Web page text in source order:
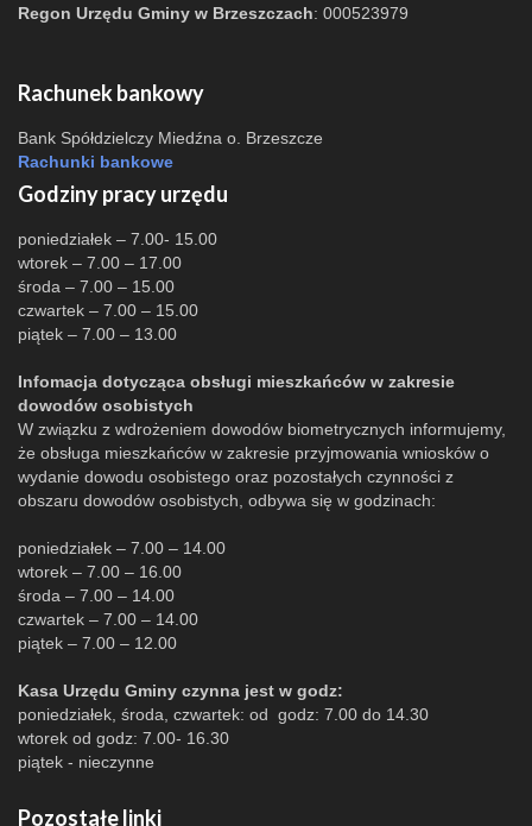
Regon Urzędu Gminy w Brzeszczach: 000523979
Rachunek bankowy
Bank Spółdzielczy Miedźna o. Brzeszcze
Rachunki bankowe
Godziny pracy urzędu
poniedziałek – 7.00- 15.00
wtorek – 7.00 – 17.00
środa – 7.00 – 15.00
czwartek – 7.00 – 15.00
piątek – 7.00 – 13.00
Infomacja dotycząca obsługi mieszkańców w zakresie
dowodów osobistych
W związku z wdrożeniem dowodów biometrycznych informujemy,
że obsługa mieszkańców w zakresie przyjmowania wniosków o
wydanie dowodu osobistego oraz pozostałych czynności z
obszaru dowodów osobistych, odbywa się w godzinach:
poniedziałek – 7.00 – 14.00
wtorek – 7.00 – 16.00
środa – 7.00 – 14.00
czwartek – 7.00 – 14.00
piątek – 7.00 – 12.00
Kasa Urzędu Gminy czynna jest w godz:
poniedziałek, środa, czwartek: od godz: 7.00 do 14.30
wtorek od godz: 7.00- 16.30
piątek - nieczynne
Pozostałe linki